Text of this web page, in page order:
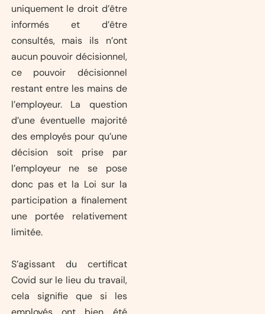
uniquement le droit d’être
informés et d’être
consultés, mais ils n’ont
aucun pouvoir décisionnel,
ce pouvoir décisionnel
restant entre les mains de
l’employeur. La question
d’une éventuelle majorité
des employés pour qu’une
décision soit prise par
l’employeur ne se pose
donc pas et la Loi sur la
participation a finalement
une portée relativement
limitée.
S’agissant du certificat
Covid sur le lieu du travail,
cela signifie que si les